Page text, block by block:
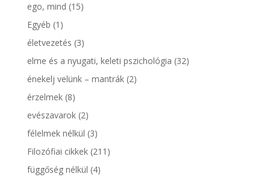
ego, mind (15)
Egyéb (1)
életvezetés (3)
elme és a nyugati, keleti pszichológia (32)
énekelj velünk – mantrák(2)
érzelmek(8)
evészavarok(2)
félelmek nélkül (3)
Filozófiai cikkek(211)
függőség nélkül (4)